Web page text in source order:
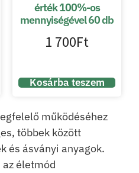
érték 100%-os
mennyiségével 60 db
1 700Ft
Kosárba teszem
működéséhez
többek között
és ásványi anyagok.
életmód